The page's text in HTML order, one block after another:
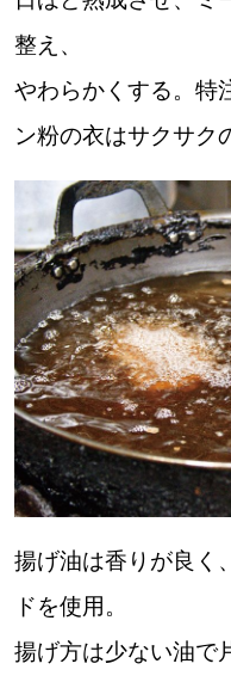
整え、
やわらかくする。特
ン粉の衣はサクサク
揚げ油は香りが良く
ドを使用。
揚げ方は少ない油で